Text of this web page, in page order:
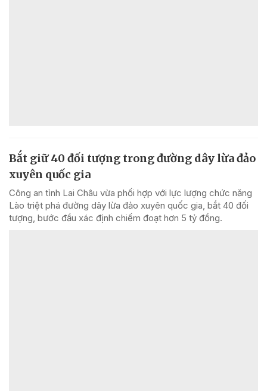
Bắt giữ 40 đối tượng trong đường dây lừa đảo
xuyên quốc gia
Công an tỉnh Lai Châu vừa phối hợp với lực lượng chức năng
Lào triệt phá đường dây lừa đảo xuyên quốc gia, bắt 40 đối
tượng, bước đầu xác định chiếm đoạt hơn 5 tỷ đồng.